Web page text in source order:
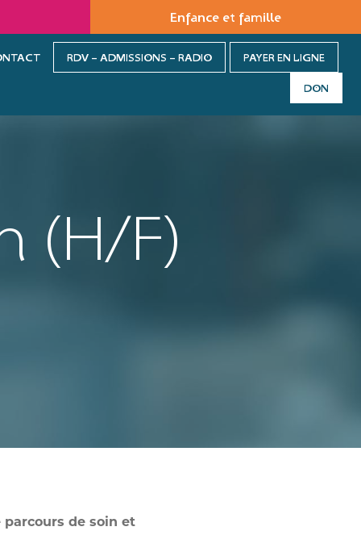
Enfance et famille
RDV – ADMISSIONS – RADIO PAYER EN LIGNE
DON
(H/F)
de soin et